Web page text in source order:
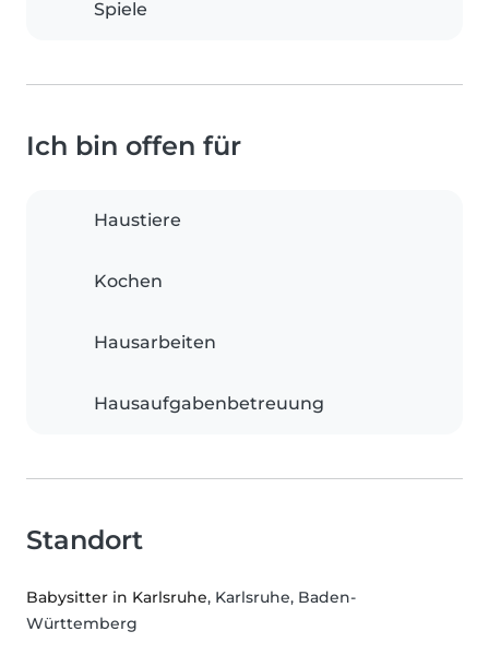
Spiele
Ich bin offen für
Haustiere
Kochen
Hausarbeiten
Hausaufgabenbetreuung
Standort
Babysitter in Karlsruhe, Karlsruhe, Baden-
Württemberg